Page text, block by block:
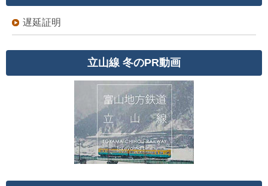
遅延証明
立山線 冬のPR動画